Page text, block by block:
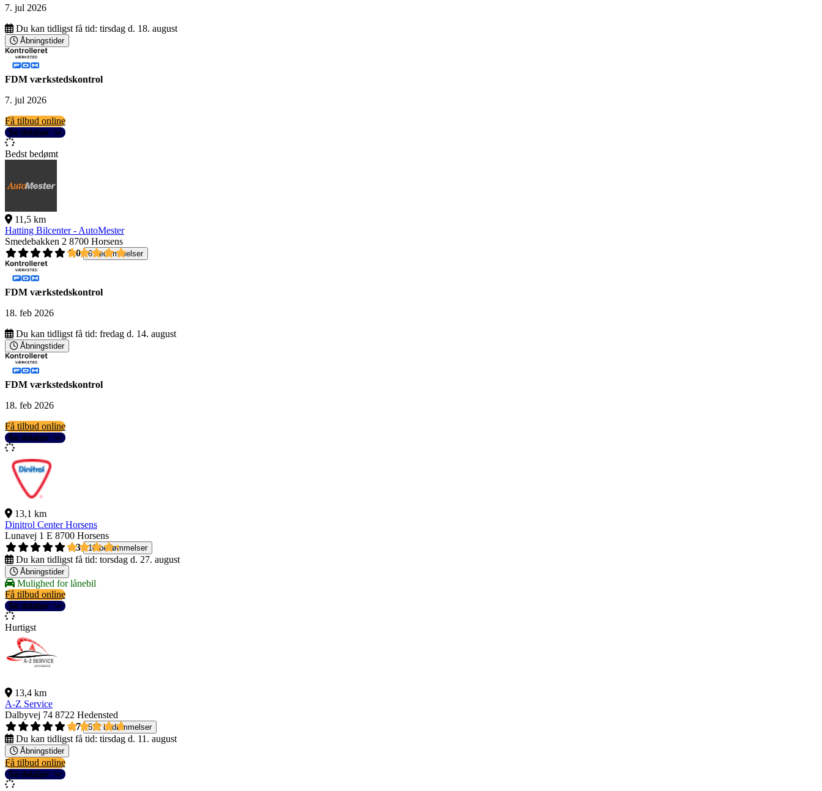
7. jul 2026
Du kan tidligst få tid: tirsdag d. 18. august
Åbningstider
FDM værkstedskontrol
7. jul 2026
Få tilbud online
Se detaljer
Bedst bedømt
11,5 km
Hatting Bilcenter - AutoMester
Smedebakken 2 8700 Horsens
5,0
6 bedømmelser
FDM værkstedskontrol
18. feb 2026
Du kan tidligst få tid: fredag d. 14. august
Åbningstider
FDM værkstedskontrol
18. feb 2026
Få tilbud online
Se detaljer
13,1 km
Dinitrol Center Horsens
Lunavej 1 E 8700 Horsens
4,3
10 bedømmelser
Du kan tidligst få tid: torsdag d. 27. august
Åbningstider
Mulighed for lånebil
Få tilbud online
Se detaljer
Hurtigst
13,4 km
A-Z Service
Dalbyvej 74 8722 Hedensted
4,7
512 bedømmelser
Du kan tidligst få tid: tirsdag d. 11. august
Åbningstider
Få tilbud online
Se detaljer